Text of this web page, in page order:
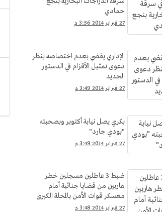
حمادي
27 فبراير 2014 3:56 م
الإداري يقضي بعدم اختصاصه بنظر
دعوى تمثيل الأقزام في الدستور
الجديد
27 فبراير 2014 3:49 م
بكري يصل نيابة أكتوبر وبصحبته
"بودي جارد"
27 فبراير 2014 3:49 م
ضبط 3 عاطلين مسجلين خطر
هاربين من قضايا جنائية أمام
معسكر قوات الأمن بالمحلة الكبرى
27 فبراير 2014 3:48 م